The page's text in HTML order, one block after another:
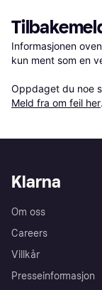
Informasjonen
kun ment som en
Oppdaget du noe
Meld fra om feil her.
Klarna
Om oss
Careers
Villkår
Presseinformasjon